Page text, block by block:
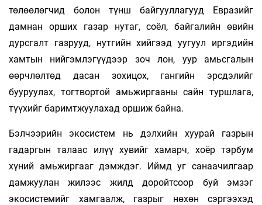
төлөөлөгчид болон түнш байгууллагууд Евразийг
дамнан орших газар нутаг, соёл, байгалийн өвийн
дурсгалт газрууд, нутгийн хийгээд уугуул иргэдийн
хамтын нийгэмлэгүүдээр зоч­ лон, уур амьсгалын
өөрчлөлтөд дасан зохицох, гангийн эрсдэлийг
бууруулах, тогтвортой амьжиргааны сайн туршлага,
түүхийг баримтжуулахад оршиж байна.
Бэлчээрийн экосистем нь дэлхийн хуурай газрын
гадаргын талаас илүү хувийг хамарч, хоёр тэрбум
хүний амьжиргааг дэмждэг. Иймд уг санаачилгаар
дамжуулан жилээс жилд доройтсоор буй эмзэг
экосистемийг хамгаалж, газрыг нөхөн сэргээхэд